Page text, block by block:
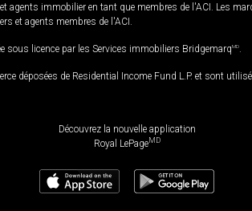
immobilier en tant que membres de l'ACI. Les
et agents membres de l'ACI.
sous licence par les Services immobiliers BridgemarqMD
déposées de Residential Income Fund L.P. et sont
Découvrez la nouvelle application
Royal LePageMD